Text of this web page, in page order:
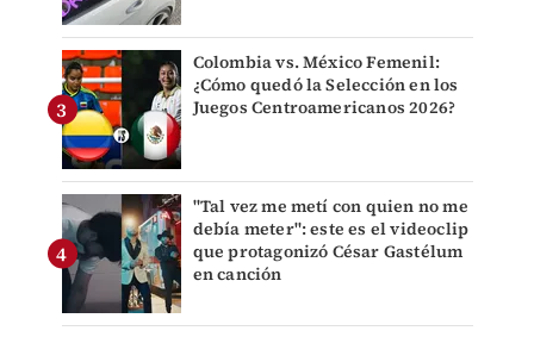
Colombia vs. México Femenil:
¿Cómo quedó la Selección en los
Juegos Centroamericanos 2026?
"Tal vez me metí con quien no me
debía meter": este es el videoclip
que protagonizó César Gastélum
en canción